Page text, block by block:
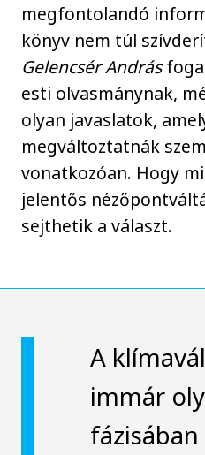
megfontolandó
könyv nem túl
Gelencsér András
esti olvasmánynak,
olyan javaslatok,
megváltoztatnák
vonatkozóan. Hogy
jelentős
sejthetik a választ.
A
immár